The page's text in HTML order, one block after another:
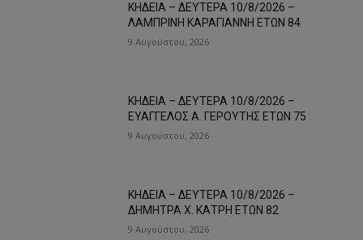
ΚΗΔΕΙΑ – ΔΕΥΤΕΡΑ 10/8/2026 –
ΛΑΜΠΡΙΝΗ ΚΑΡΑΓΙΑΝΝΗ ΕΤΩΝ 84
9 Αυγούστου, 2026
ΚΗΔΕΙΑ – ΔΕΥΤΕΡΑ 10/8/2026 –
ΕΥΑΓΓΕΛΟΣ Α. ΓΕΡΟΥΤΗΣ ΕΤΩΝ 75
9 Αυγούστου, 2026
ΚΗΔΕΙΑ – ΔΕΥΤΕΡΑ 10/8/2026 –
ΔΗΜΗΤΡΑ Χ. ΚΑΤΡΗ ΕΤΩΝ 82
9 Αυγούστου, 2026